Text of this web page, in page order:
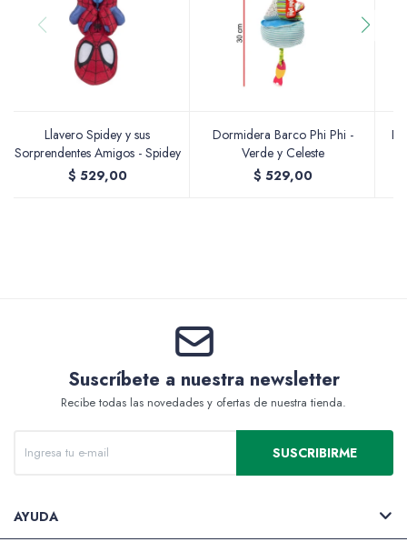
Llavero Spidey y sus
Sorprendentes Amigos - Spidey
$ 529,00
Dormidera Barco Phi Phi -
Verde y Celeste
$ 529,00
Suscríbete a nuestra newsletter
Recibe todas las novedades y ofertas de nuestra tienda.
SUSCRIBIRME
AYUDA
Soportes Artísticos
Pinceles
Packs